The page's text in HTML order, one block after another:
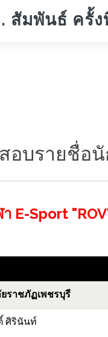
สัมพันธ์ ครั้ง
อบรายชื่อ
E-Sport
ราชภัฏเพชรบุรี
ศิรินันท์